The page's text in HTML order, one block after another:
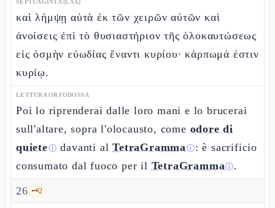
SEPTUAGINTA (LXX)
καὶ λήμψῃ αὐτὰ ἐκ τῶν χειρῶν αὐτῶν καὶ
ἀνοίσεις ἐπὶ τὸ θυσιαστήριον τῆς ὁλοκαυτώσεως
εἰς ὀσμὴν εὐωδίας ἔναντι κυρίου· κάρπωμά ἐστιν
κυρίῳ.
LETTURA ORTODOSSA
Poi lo riprenderai dalle loro mani e lo brucerai
sull'altare, sopra l'olocausto, come odore di
quieteⓘ davanti alTetraGrammaⓘ: è sacrificio
consumato dal fuoco per il TetraGrammaⓘ.
26 🗝️2